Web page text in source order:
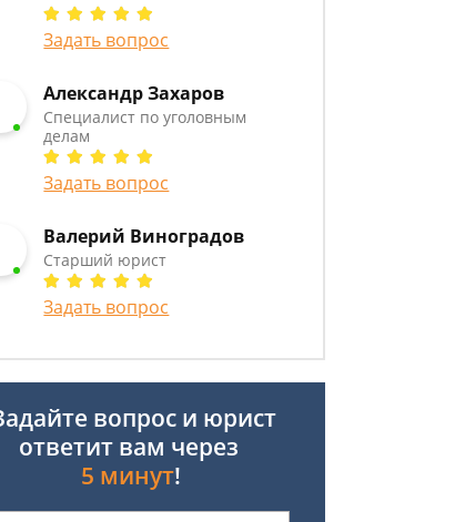
Задать вопрос
Александр Захаров
Специалист по уголовным
делам
Задать вопрос
Валерий Виноградов
Старший юрист
Задать вопрос
вопрос и юрист
ответит вам через
5 минут!